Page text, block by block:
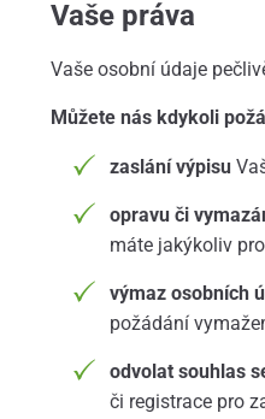
Vaše práva
Vaše osobní údaje
Můžete nás kdykoli
zaslání výpisu
opravu či
máte jakýkoliv
výmaz osobních
požádání
odvolat souhlas
či registrace pro